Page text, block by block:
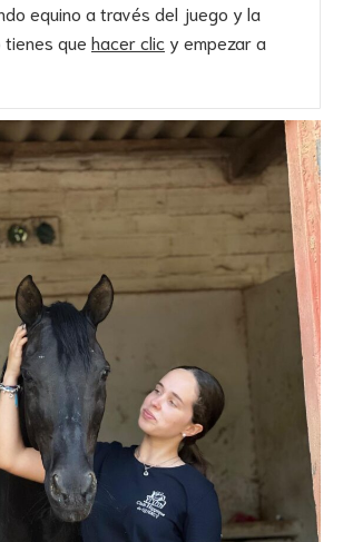
equino a través del juego y la
tienes que hacer clic y empezar a